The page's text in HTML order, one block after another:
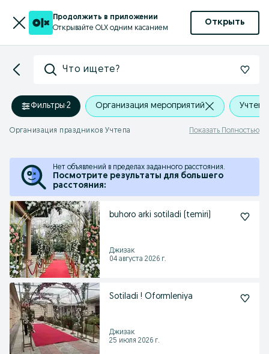
Продолжить в приложении
Открывайте OLX одним касанием
Открыть
Что ищете?
Фильтры·2 Организация мероприятий Учтепа
Организация праздников Учтепа Показать Полностью
Нет объявлений в пределах заданного расстояния.
Посмотрите результаты для большего
расстояния:
buhoro arki sotiladi (temiri)
Джизак
04 августа 2026 г.
Sotiladi ! Oformleniya
Джизак
25 июля 2026 г.